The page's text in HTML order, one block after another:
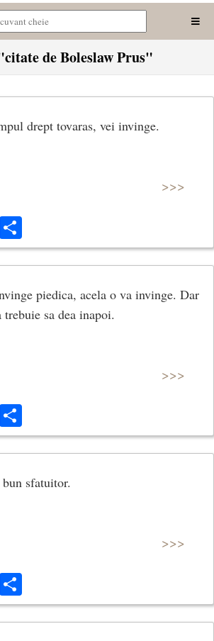
de Boleslaw Prus"
drept tovaras, vei invinge.
>>>
Email
piedica, acela o va invinge. Dar
sa dea inapoi.
>>>
Email
sfatuitor.
>>>
Email